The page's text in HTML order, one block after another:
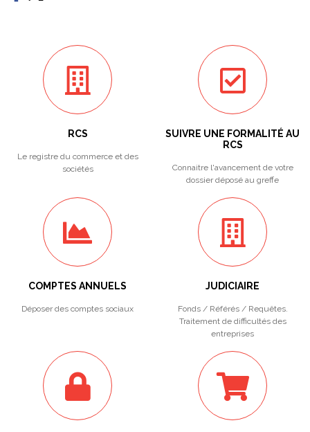
RCS
Le registre du commerce et des
sociétés
SUIVRE UNE FORMALITÉ AU
RCS
Connaitre l'avancement de votre
dossier déposé au greffe
COMPTES ANNUELS
Déposer des comptes sociaux
JUDICIAIRE
Fonds / Référés / Requêtes.
Traitement de difficultés des
entreprises